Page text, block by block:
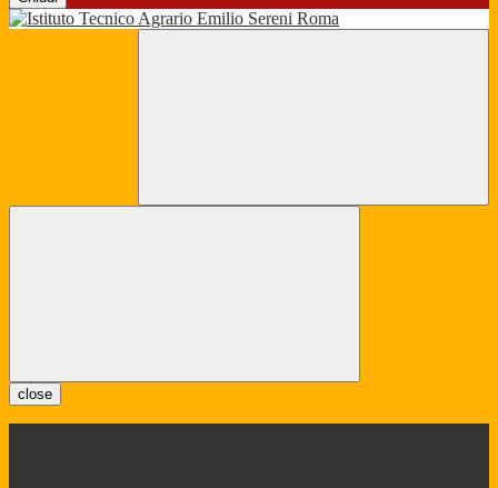
close